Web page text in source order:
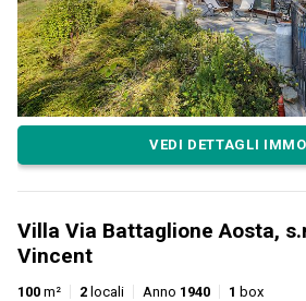
VEDI DETTAGLI
Villa Via Battaglione Aosta,
Vincent
100 m² 2 locali Anno 1940 1 box